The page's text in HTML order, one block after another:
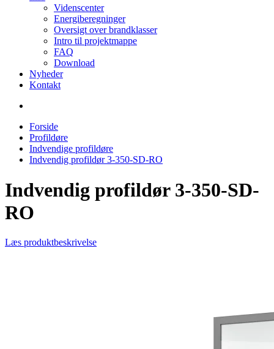
Videnscenter
Energiberegninger
Oversigt over brandklasser
Intro til projektmappe
FAQ
Download
Nyheder
Kontakt
Forside
Profildøre
Indvendige profildøre
Indvendig profildør 3-350-SD-RO
Indvendig profildør 3-350-SD-
RO
Læs produktbeskrivelse